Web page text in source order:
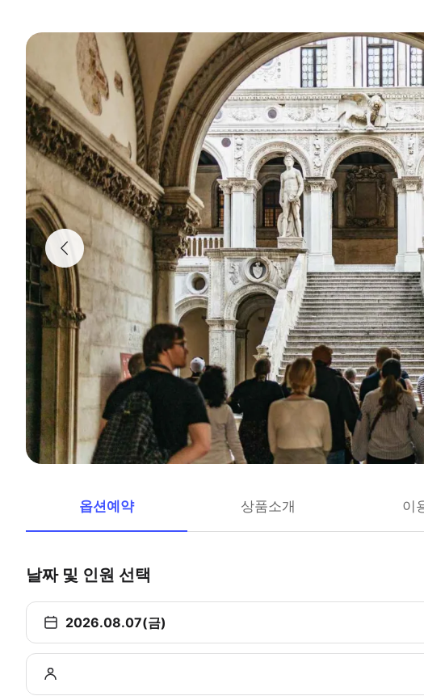
옵션예약 상품소개 이
날짜 및 인원 선택
2026.08.07(금)